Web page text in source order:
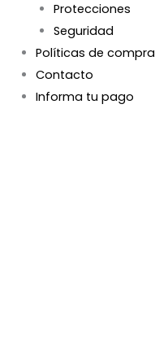
Protecciones
Seguridad
Políticas de compra
Contacto
Informa tu pago